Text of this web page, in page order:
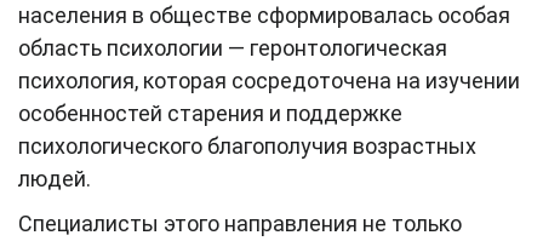
населения в обществе сформировалась особая
область психологии — геронтологическая
психология, которая сосредоточена на изучении
особенностей старения и поддержке
психологического благополучия возрастных
людей.
Специалисты этого направления не только